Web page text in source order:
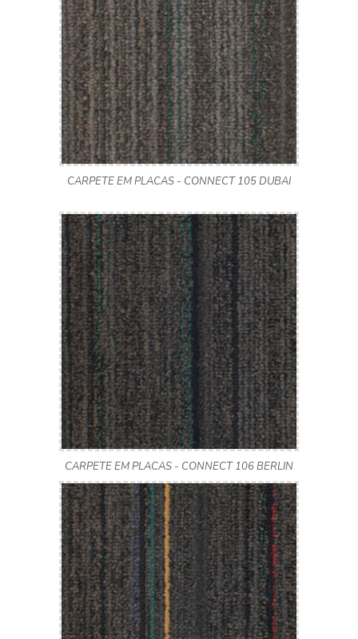
CARPETE EM PLACAS - CONNECT 105 DUBAI
CARPETE EM PLACAS - CONNECT 106 BERLIN